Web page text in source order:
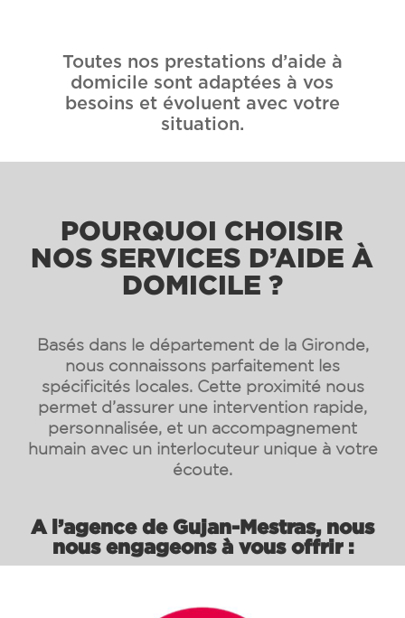
Toutes nos prestations d’aide à
domicile sont adaptées à vos
besoins et évoluent avec votre
situation.
POURQUOI CHOISIR
NOS SERVICES D’AIDE À
DOMICILE ?
Basés dans le département de la Gironde,
nous connaissons parfaitement les
spécificités locales. Cette proximité nous
permet d’assurer une intervention rapide,
personnalisée, et un accompagnement
humain avec un interlocuteur unique à votre
écoute.
A l’agence de Gujan-Mestras, nous
nous engageons à vous offrir :